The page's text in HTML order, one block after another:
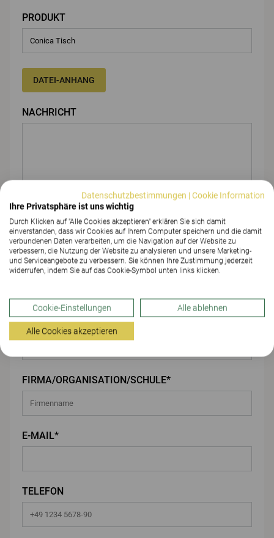
PRODUKT
DATEI-ANHANG
NACHRICHT
Ihre Angaben
VORNAME*
NACHNAME*
FIRMA/ORGANISATION/SCHULE*
E-MAIL*
TELEFON
Datenschutzbestimmungen |Cookie Information
Ihre Privatsphäre ist uns wichtig
Durch Klicken auf "Alle Cookies akzeptieren" erklären Sie sich damit
einverstanden, dass wir Cookies auf Ihrem Computer speichern und die damit
verbundenen Daten verarbeiten, um die Navigation auf der Website zu
verbessern, die Nutzung der Website zu analysieren und unsere Marketing-
und Serviceangebote zu verbessern. Sie können Ihre Zustimmung jederzeit
widerrufen, indem Sie auf das Cookie-Symbol unten links klicken.
Cookie-Einstellungen Alle ablehnen
Alle Cookies akzeptieren